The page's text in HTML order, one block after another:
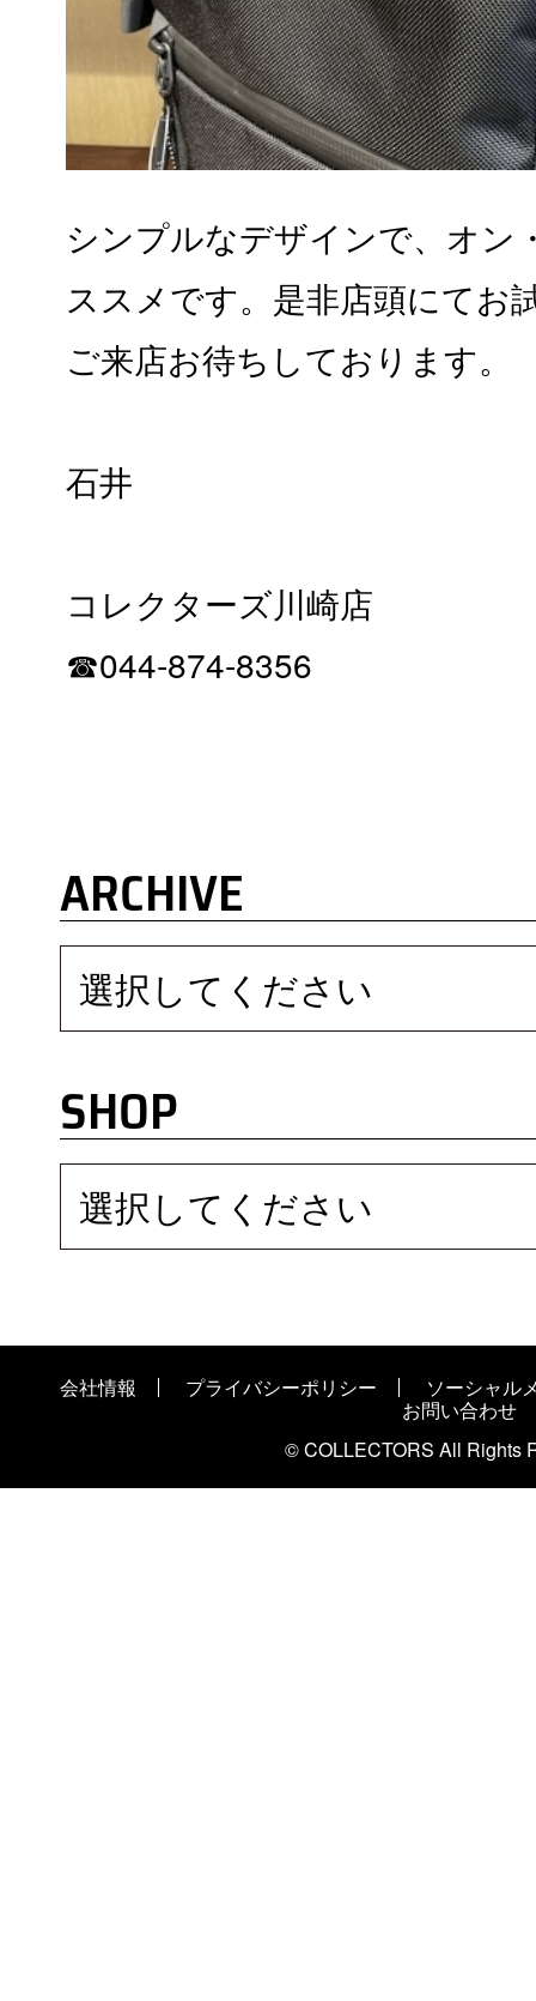
シンプルなデザインで、オン
ススメです。是非店頭にてお
ご来店お待ちしております。
石井
コレクターズ川崎店
☎︎044-874-8356
ARCHIVE
選択してください
SHOP
選択してください
会社情報 プライバシーポリシー
ソーシャル
お問い合わせ
© COLLECTORS All Rights